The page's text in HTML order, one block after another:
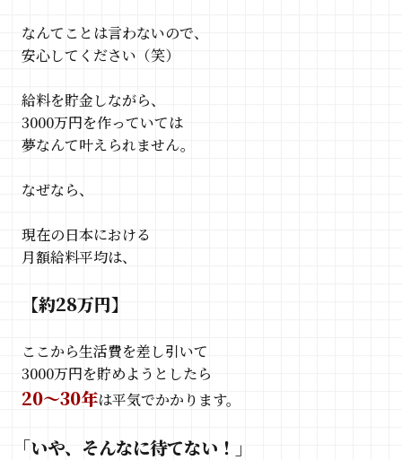
なんてことは言わないので、
安心してください（笑）
給料を貯金しながら、
3000万円を作っていては
夢なんて叶えられません。
なぜなら、
現在の日本における
月額給料平均は、
【約28万円】
ここから生活費を差し引いて
3000万円を貯めようとしたら
20〜30年は平気でかかります。
｢いや、そんなに待てない！｣